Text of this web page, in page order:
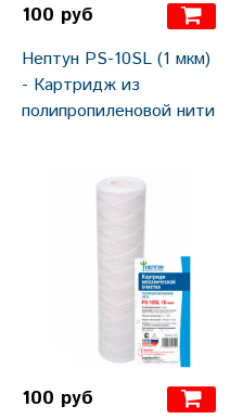
100 руб
Нептун PS-10SL (1 мкм)
- Картридж из
полипропиленовой нити
100 руб